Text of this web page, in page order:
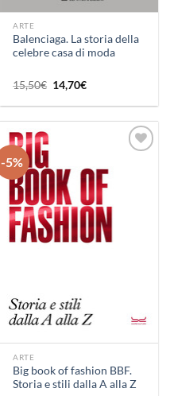
ARTE
Balenciaga. La storia della
celebre casa di moda
15,50€ Il
prezzo
originale
15,50€.
14,70€Il
attuale
14,70€.
-5%
ARTE
Big book of fashion BBF.
Storia e stili dalla A alla Z